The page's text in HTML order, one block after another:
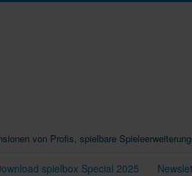
von Profis, spielbare
spielbox Special 2025